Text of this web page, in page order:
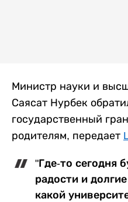
Министр науки и
Саясат Нурбек
государственный
родителям, передает
"Где-то сегодня
радости и
какой